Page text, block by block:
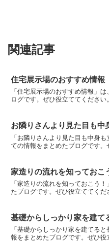
関連記事
住宅展示場のおすすめ情報
「住宅展示場のおすすめ情報」
ログです。ぜひ役立ててください
お隣りさんより見た目も中
「お隣りさんより見た目も中身
ての情報をまとめたブログです
家造りの流れを知っておこ
「家造りの流れを知っておこう
たブログです。ぜひ役立ててくだ
基礎からしっかり家を建て
「基礎からしっかり家を建てる
報をまとめたブログです。ぜひ役